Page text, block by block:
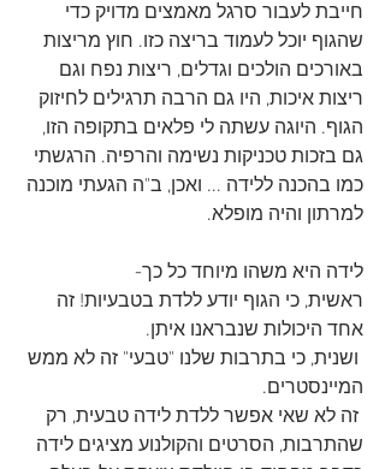
חייבת לעבור סרגל מאמצים מדויק כדי
שהגוף יוכל לעמוד בריצה כזו. חוץ מריצות
באורכים הולכים וגדלים, ריצות נפח וגם
ריצות איכות, היו גם הרבה תרגילים לחיזוק
הגוף. היוגה עשתה לי פלאים בתקופה הזו,
גם בזכות טכניקות נשימה והרפיה. הרגשתי
כמו בהכנה ללידה ... ואכן, ב"ה הגעתי מוכנה
למרתון והיה מופלא.
לידה היא משהו מיוחד כל כך-
ראשית, כי הגוף יודע ללדת בטבעיות! זה
אחד היכולות שנבראנו איתן.
ושנית, כי בתרבות שלנו "טבעי" זה לא ממש
המיינסטרים.
זה לא שאי אפשר ללדת לידה טבעית, רק
שהתרבות, הסרטים והקולנוע מציגים לידה